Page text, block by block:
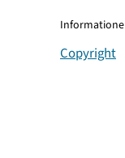
Copyright